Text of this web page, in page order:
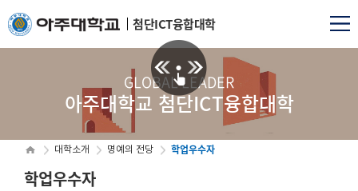
첨단ICT융합대학
GLOBAL LEADER
아주대학교 첨단ICT융합대학
대학소개 명예의 전당 학업우수자
학업우수자